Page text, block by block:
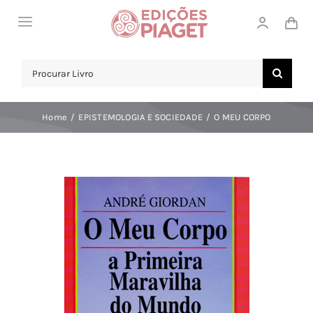
Toggle
COMPRAR!
Search
Home EPISTEMOLOGIA E SOCIEDADE O MEU CORPO